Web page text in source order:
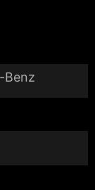
Benz